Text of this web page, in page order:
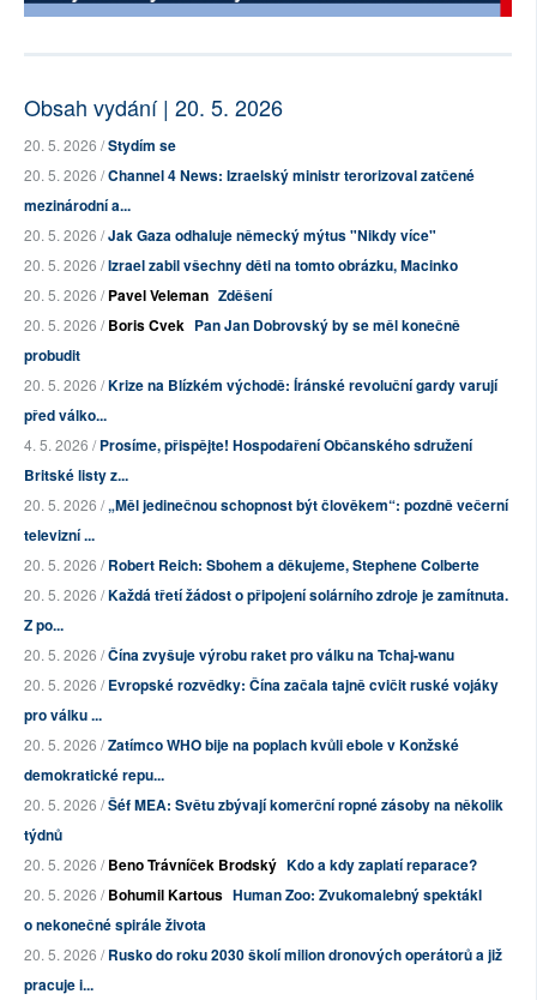
Obsah vydání | 20. 5. 2026
20. 5. 2026 /Stydím se
20. 5. 2026 /Channel 4 News: Izraelský ministr terorizoval zatčené
mezinárodní a...
20. 5. 2026 /Jak Gaza odhaluje německý mýtus "Nikdy více"
20. 5. 2026 /Izrael zabil všechny děti na tomto obrázku, Macinko
20. 5. 2026 /Pavel Veleman Zděšení
20. 5. 2026 /Boris Cvek Pan Jan Dobrovský by se měl konečně
probudit
20. 5. 2026 /Krize na Blízkém východě: Íránské revoluční gardy varují
před válko...
4. 5. 2026 /Prosíme, přispějte! Hospodaření Občanského sdružení
Britské listy z...
20. 5. 2026 /„Měl jedinečnou schopnost být člověkem“: pozdně večerní
televizní ...
20. 5. 2026 /Robert Reich: Sbohem a děkujeme, Stephene Colberte
20. 5. 2026 /Každá třetí žádost o připojení solárního zdroje je zamítnuta.
Z po...
20. 5. 2026 /Čína zvyšuje výrobu raket pro válku na Tchaj-wanu
20. 5. 2026 /Evropské rozvědky: Čína začala tajně cvičit ruské vojáky
pro válku ...
20. 5. 2026 /Zatímco WHO bije na poplach kvůli ebole v Konžské
demokratické repu...
20. 5. 2026 /Šéf MEA: Světu zbývají komerční ropné zásoby na několik
týdnů
20. 5. 2026 /Beno Trávníček Brodský Kdo a kdy zaplatí reparace?
20. 5. 2026 /Bohumil Kartous Human Zoo: Zvukomalebný spektákl
o nekonečné spirále života
20. 5. 2026 /Rusko do roku 2030 školí milion dronových operátorů a již
pracuje i...